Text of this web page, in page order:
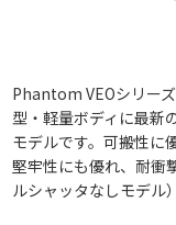
Phantom VEOシリー
型・軽量ボディに最新
モデルです。可搬性に
堅牢性にも優れ、耐衝
ルシャッタなしモデル